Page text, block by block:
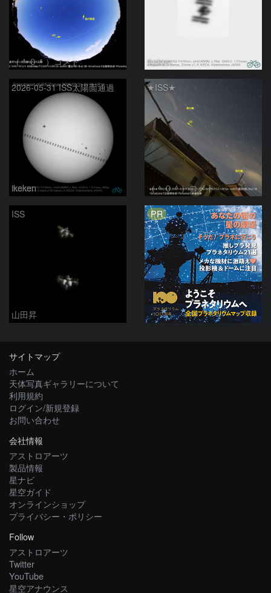
（＾０＾）コメト ikeken
2026-05-31 ISS太陽面通過
ikeken
★ISS★
（＾０＾）コメト
ISS
山田昇
PR
サイトマップ
ホーム
天体写真ギャラリーについて
利用規約
ログイン/新規登録
お問い合わせ
会社情報
アストロアーツ
製品情報
星ナビ
星空ガイド
オンラインショップ
プライバシー・ポリシー
Follow
アストロアーツ
Twitter
YouTube
星空アナウンス